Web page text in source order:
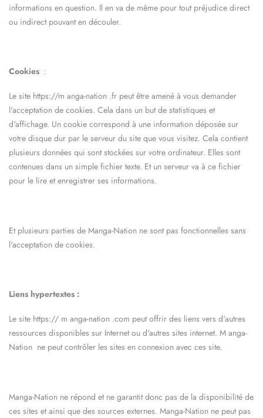
informations en question. Il en va de même pour tout préjudice direct
ou indirect pouvant en découler.
Cookies :
Le site https://m anga-nation .fr peut être amené à vous demander
l'acceptation de cookies. Cela dans un but de statistiques et
d'affichage. Un cookie correspond à une information déposée sur
votre disque dur par le serveur du site que vous visitez. Cela contient
plusieurs données qui sont stockées sur votre ordinateur. Elles sont
contenues dans un simple fichier texte. Et un serveur va à ce fichier
pour le lire et enregistrer ses informations.
Et plusieurs parties de Manga-Nation ne sont pas fonctionnelles sans
l'acceptation de cookies.
Liens hypertextes :
Le site https:// m anga-nation .com peut offrir des liens vers d'autres
ressources disponibles sur Internet ou d'autres sites internet. M anga-
Nation ne peut contrôler les sites en connexion avec ces site.
Manga-Nation ne répond et ne garantit donc pas de la disponibilité de
ces sites et ainsi que des sources externes. Manga-Nation ne peut pas